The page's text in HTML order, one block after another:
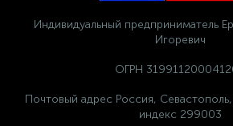
Индивидуальный предприниматель
Игоревич
ОГРН
Почтовый адрес Россия,
индекс 299003